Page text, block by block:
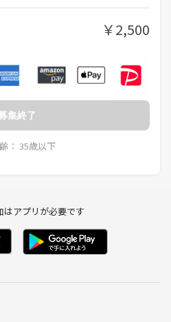
￥2,500
集終了
： 35歳以下
はアプリが必要です